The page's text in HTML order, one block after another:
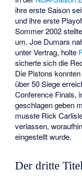
ihre erste Saison
und ihre erste
Sommer 2002
um. Joe Dumars
unter Vertrag, holte
sicherte sich die
Die Pistons
über 50 Siege
Conference Finals,
geschlagen geben
musste Rick
verlassen, woraufhin
eingestellt wurde.
Der dritte